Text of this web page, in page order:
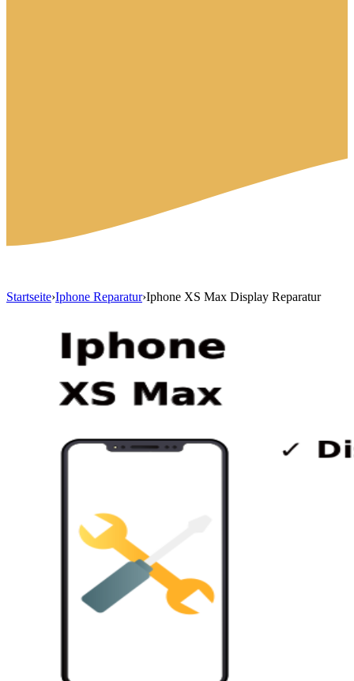
Startseite›Iphone Reparatur›Iphone XS Max Display Reparatur